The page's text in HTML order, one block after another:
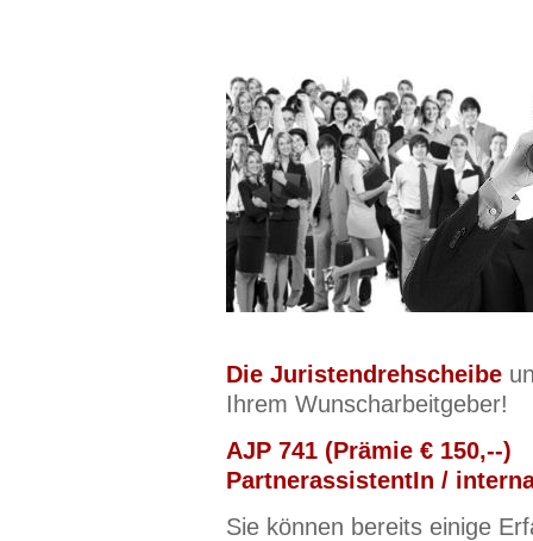
Die Juristendrehscheibe
Ihrem Wunscharbeitgeber!
AJP 741 (Prämie € 150,--)
PartnerassistentIn /
Sie können bereits einige